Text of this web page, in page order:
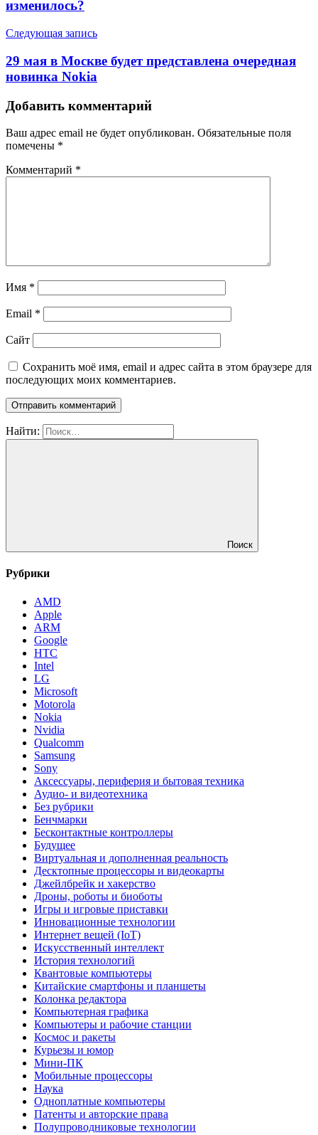
изменилось?
Следующая запись
29 мая в Москве будет представлена очередная
новинка Nokia
Добавить комментарий
Ваш адрес email не будет опубликован. Обязательные поля
помечены *
Комментарий *
Имя *
Email *
Сайт
Сохранить моё имя, email и адрес сайта в этом браузере для
последующих моих комментариев.
Найти:
Поиск
Рубрики
AMD
Apple
ARM
Google
HTC
Intel
LG
Microsoft
Motorola
Nokia
Nvidia
Qualcomm
Samsung
Sony
Аксессуары, периферия и бытовая техника
Аудио- и видеотехника
Без рубрики
Бенчмарки
Бесконтактные контроллеры
Будущее
Виртуальная и дополненная реальность
Десктопные процессоры и видеокарты
Джейлбрейк и хакерство
Дроны, роботы и биоботы
Игры и игровые приставки
Инновационные технологии
Интернет вещей (IoT)
Искусственный интеллект
История технологий
Квантовые компьютеры
Китайские смартфоны и планшеты
Колонка редактора
Компьютерная графика
Компьютеры и рабочие станции
Космос и ракеты
Курьезы и юмор
Мини-ПК
Мобильные процессоры
Наука
Одноплатные компьютеры
Патенты и авторские права
Полупроводниковые технологии